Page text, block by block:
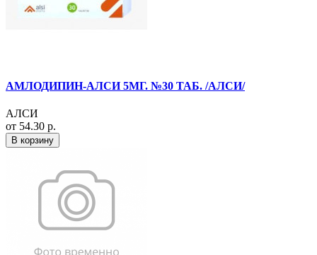
АМЛОДИПИН-АЛСИ 5МГ. №30 ТАБ. /АЛСИ/
АЛСИ
от 54.30 р.
В корзину